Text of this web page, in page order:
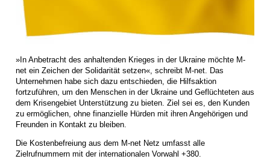
»In Anbetracht des anhaltenden Krieges in der Ukraine möchte M-
net ein Zeichen der Solidarität setzen«, schreibt M-net. Das
Unternehmen habe sich dazu entschieden, die Hilfsaktion
fortzuführen, um den Menschen in der Ukraine und Geflüchteten aus
dem Krisengebiet Unterstützung zu bieten. Ziel sei es, den Kunden
zu ermöglichen, ohne finanzielle Hürden mit ihren Angehörigen und
Freunden in Kontakt zu bleiben.
Die Kostenbefreiung aus dem M-net Netz umfasst alle
Zielrufnummern mit der internationalen Vorwahl +380.